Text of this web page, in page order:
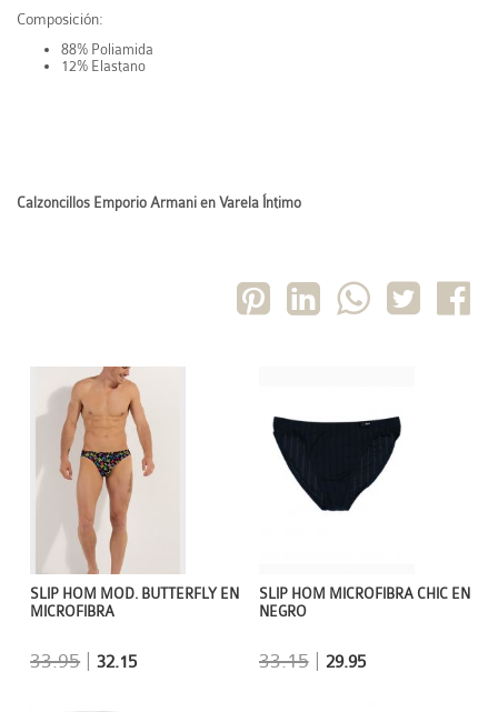
Composición:
88% Poliamida
12% Elastano
Calzoncillos Emporio Armani en Varela Íntimo
SLIP HOM MICROFIBRA CHIC EN
NEGRO
33.15| 29.95
SLIP HOM MOD. BUTTERFLY EN
MICROFIBRA
33.95 |32.15